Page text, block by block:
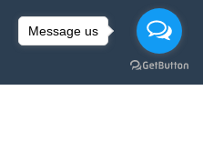
Message us